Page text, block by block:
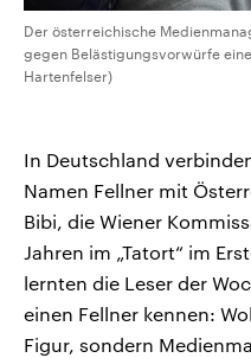
Der österreichische
gegen Belästigungsvorwürfe
Hartenfelser)
In Deutschland
Namen Fellner mit
Bibi, die Wiener
Jahren im „Tatort“ im
lernten die Leser der
einen Fellner kennen:
Figur, sondern